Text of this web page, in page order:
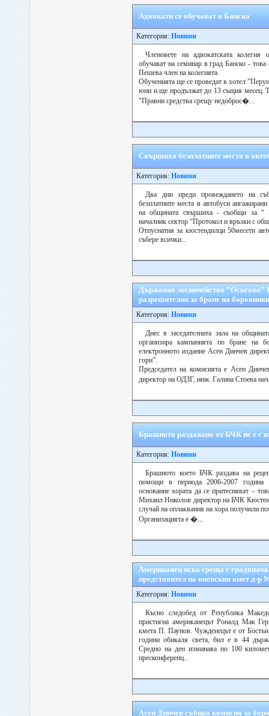
Адвокати се обучават в Банско
Категория: Новини
Членовете на адвокатската
обучават на семинар в град Банско -
Пешева член на колегията.
Обученията ще се проведат в хотел
юни и ще продължат до 13 същия месец.
"Правни средства срещу недоброс�...
Свършиха безплатните места в
Категория: Новини
Два дни преди провеждането на
безплатните места в автобуси
на общината свършиха - съобщи за “
началник сектор “Протокол и връзки с
Отпуснатия за кюстендилци 50месетн
събере всички...
Държавно лесничейство ”Осогово”
разрешителни за бране на боровинки
Категория: Новини
Днес в заседателната зала на
организира кампанията по бране на
електронното издание Асен Динчев
гори”.
Председател на комисията е Асен
директор на ОДЗГ, инж. Галина Стоева
Брашното раздавано от БЧК не е с
Категория: Новини
Брашното което БЧК раздава на
помощи в периода 2006-2007 година
основание хората да се притесняват –
Михаил Николов директор на БЧК
случай на оплаквания на хора получили
Организацията е �...
Американец иска среща с
представител на виенския кмет д-р
Категория: Новини
Късно следобед от Република
пристигна американецът Роналд Мак
кмета П. Паунов. Чужденецът е от
години обикаля света, бил е в 44
Средно на ден изминава по 100
пресконференц...
Асен Динчев събира комисия за